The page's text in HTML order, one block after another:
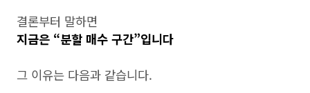
결론부터 말하면
지금은 “분할 매수 구간”입니다
그 이유는 다음과 같습니다.